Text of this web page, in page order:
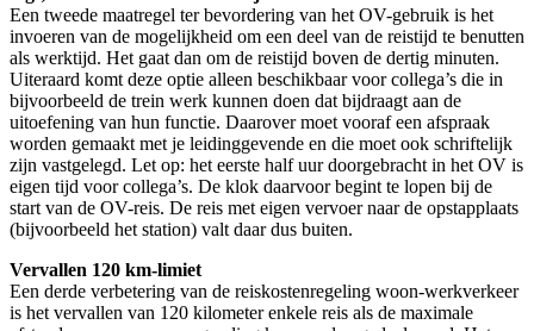
Een tweede maatregel ter bevordering van het OV-gebruik is het
invoeren van de mogelijkheid om een deel van de reistijd te benutten
als werktijd. Het gaat dan om de reistijd boven de dertig minuten.
Uiteraard komt deze optie alleen beschikbaar voor collega’s die in
bijvoorbeeld de trein werk kunnen doen dat bijdraagt aan de
uitoefening van hun functie. Daarover moet vooraf een afspraak
worden gemaakt met je leidinggevende en die moet ook schriftelijk
zijn vastgelegd. Let op: het eerste half uur doorgebracht in het OV is
eigen tijd voor collega’s. De klok daarvoor begint te lopen bij de
start van de OV-reis. De reis met eigen vervoer naar de opstapplaats
(bijvoorbeeld het station) valt daar dus buiten.
Vervallen 120 km-limiet
Een derde verbetering van de reiskostenregeling woon-werkverkeer
is het vervallen van 120 kilometer enkele reis als de maximale